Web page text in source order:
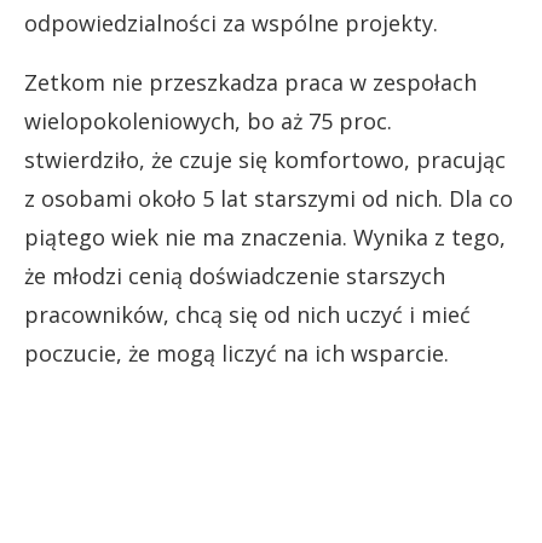
odpowiedzialności za wspólne projekty.
Zetkom nie przeszkadza praca w zespołach
wielopokoleniowych, bo aż 75 proc.
stwierdziło, że czuje się komfortowo, pracując
z osobami około 5 lat starszymi od nich. Dla co
piątego wiek nie ma znaczenia. Wynika z tego,
że młodzi cenią doświadczenie starszych
pracowników, chcą się od nich uczyć i mieć
poczucie, że mogą liczyć na ich wsparcie.